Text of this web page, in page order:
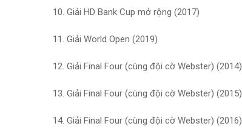
10. Giải HD Bank Cup mở rộng (2017)
11. Giải World Open (2019)
12. Giải Final Four (cùng đội cờ Webster) (2014)
13. Giải Final Four (cùng đội cờ Webster) (2015)
14. Giải Final Four (cùng đội cờ Webster) (2016)